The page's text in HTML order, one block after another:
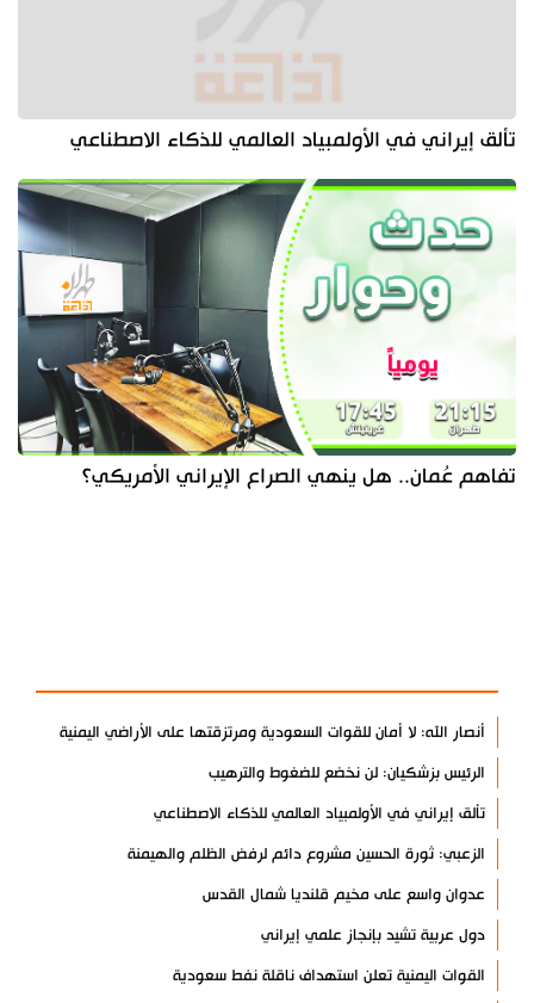
تألق إيراني في الأولمبياد العالمي للذكاء الاصطناعي
تفاهم عُمان.. هل ينهي الصراع الإيراني الأمريكي؟
أنصار الله: لا أمان للقوات السعودية ومرتزقتها على الأراضي اليمنية
الرئيس بزشكيان: لن نخضع للضغوط والترهيب
تألق إيراني في الأولمبياد العالمي للذكاء الاصطناعي
الزعبي: ثورة الحسين مشروع دائم لرفض الظلم والهيمنة
عدوان واسع على مخيم قلنديا شمال القدس
دول عربية تشيد بإنجاز علمي إيراني
القوات اليمنية تعلن استهداف ناقلة نفط سعودية